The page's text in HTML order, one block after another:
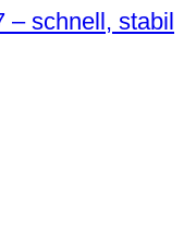
– schnell, stabil